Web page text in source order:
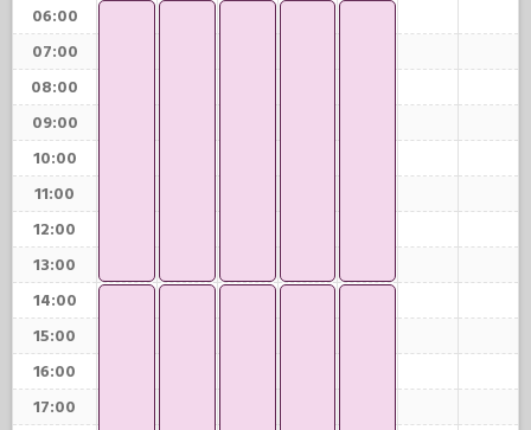
06:00
07:00
08:00
09:00
10:00
11:00
12:00
13:00
14:00
15:00
16:00
17:00